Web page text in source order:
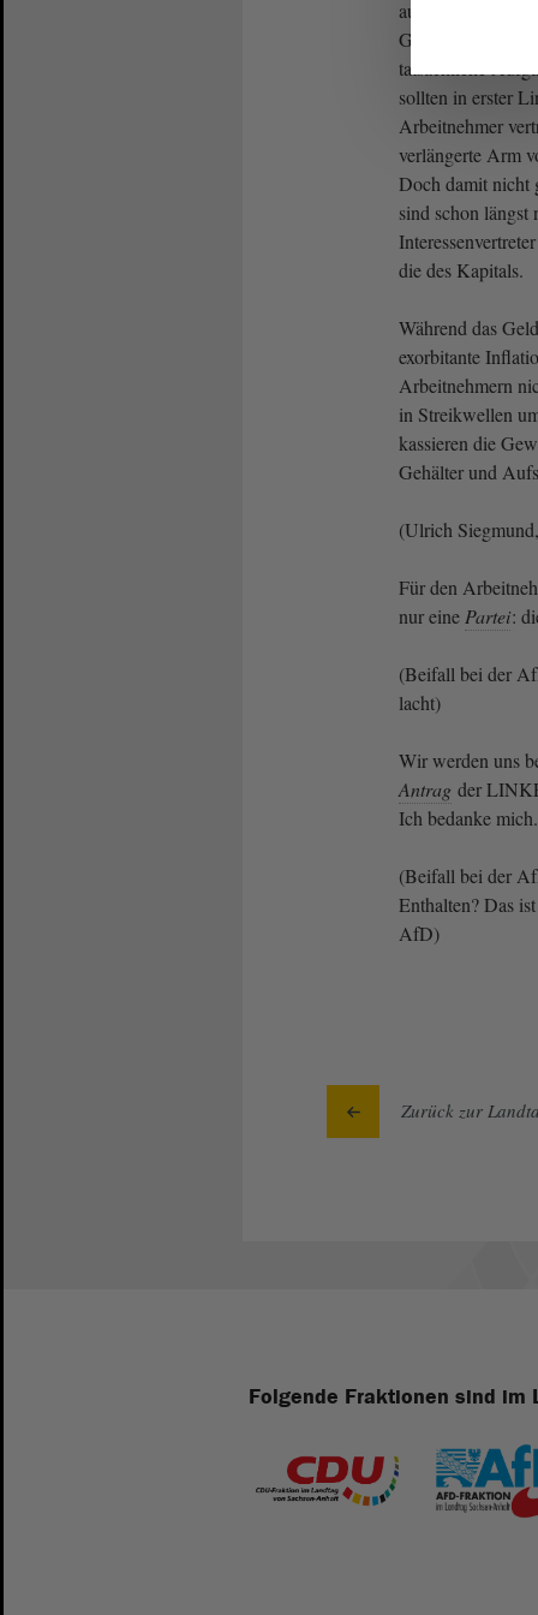
auch für
Gewerkschaften,
tatsächliche
sollten in erster
Arbeitnehmer
verlängerte Arm
Doch damit nicht
sind schon längst
die des Kapitals.
Während das
exorbitante
Arbeitnehmern
in Streikwellen
kassieren die
Gehälter und
(Ulrich
Für den
nur eine Partei:
(Beifall bei der
lacht)
Wir werden uns
Antrag der
Ich bedanke mich.
(Beifall bei der
Enthalten? Das
AfD)
Zurück zur
Folgende Fraktionen sind im